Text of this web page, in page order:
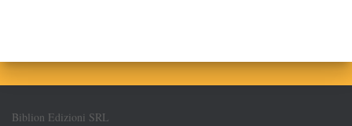
Biblion Edizioni SRL